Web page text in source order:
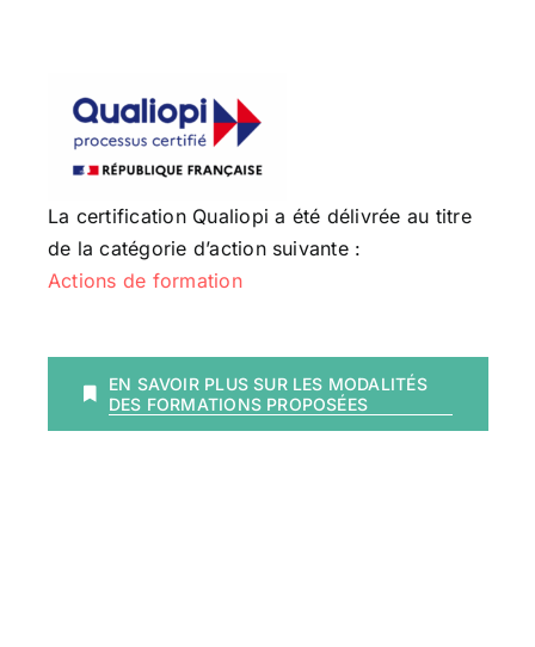
La certification Qualiopi a été délivrée au titre
de la catégorie d’action suivante :
Actions de formation
EN SAVOIR PLUS SUR LES MODALITÉS
DES FORMATIONS PROPOSÉES